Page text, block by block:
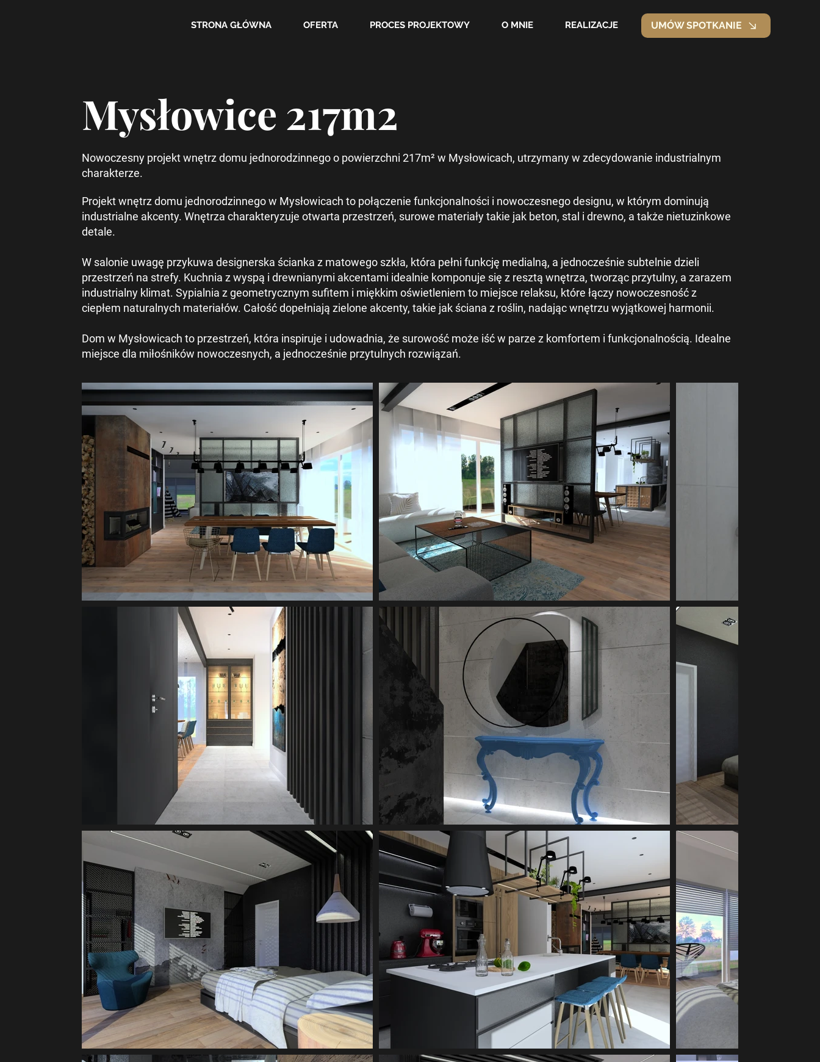
STRONA GŁÓWNA OFERTA PROCES PROJEKTOWY O MNIE REALIZACJE UMÓW SPOTKANIE
Mysłowice 217m2
Nowoczesny projekt wnętrz domu jednorodzinnego o powierzchni 217m² w Mysłowicach, utrzymany w zdecydowanie industrialnym
charakterze.
Projekt wnętrz domu jednorodzinnego w Mysłowicach to połączenie funkcjonalności i nowoczesnego designu, w którym dominują
industrialne akcenty. Wnętrza charakteryzuje otwarta przestrzeń, surowe materiały takie jak beton, stal i drewno, a także nietuzinkowe
detale.
W salonie uwagę przykuwa designerska ścianka z matowego szkła, która pełni funkcję medialną, a jednocześnie subtelnie dzieli
przestrzeń na strefy. Kuchnia z wyspą i drewnianymi akcentami idealnie komponuje się z resztą wnętrza, tworząc przytulny, a zarazem
industrialny klimat. Sypialnia z geometrycznym sufitem i miękkim oświetleniem to miejsce relaksu, które łączy nowoczesność z
ciepłem naturalnych materiałów. Całość dopełniają zielone akcenty, takie jak ściana z roślin, nadając wnętrzu wyjątkowej harmonii.
Dom w Mysłowicach to przestrzeń, która inspiruje i udowadnia, że surowość może iść w parze z komfortem i funkcjonalnością. Idealne
miejsce dla miłośników nowoczesnych, a jednocześnie przytulnych rozwiązań.